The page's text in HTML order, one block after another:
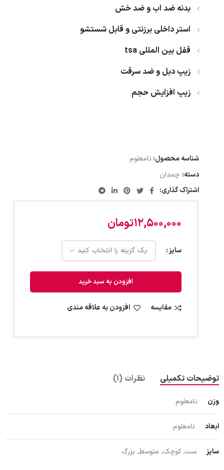
بدنه ضد اب و ضد خش
استر داخلی برزنتی و قابل شستشو
قفل بین المللی tsa
زیپ دبل و ضد سرقت
زیپ افزایش حجم
شناسه محصول: نامعلوم
دسته: چمدان
اشتراک گذاری:
۱۲,۵۰۰,۰۰۰تومان
سایز
افزودن به سبد خرید
مقایسه افزودن به علاقه مندی
توضیحات تکمیلی نظرات (1)
وزن نامعلوم
ابعاد نامعلوم
سایز ست, کوچک, متوسط, بزرگ